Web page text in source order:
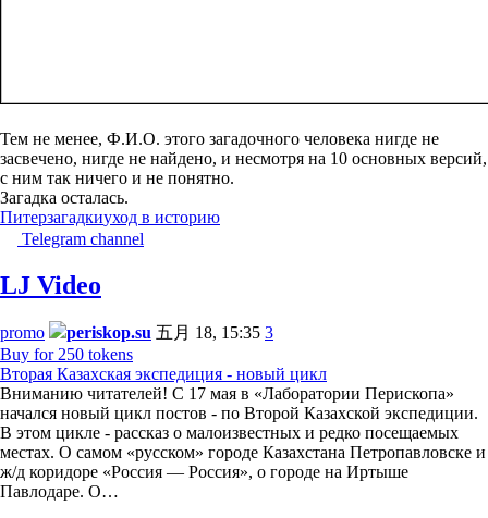
Тем не менее, Ф.И.О. этого загадочного человека нигде не
засвечено, нигде не найдено, и несмотря на 10 основных версий,
с ним так ничего и не понятно.
Загадка осталась.
Питерзагадкиуход в историю
Telegram channel
LJ Video
promo periskop.su 五月 18, 15:35 3
Buy for 250 tokens
Вторая Казахская экспедиция - новый цикл
Вниманию читателей! С 17 мая в «Лаборатории Перископа»
начался новый цикл постов - по Второй Казахской экспедиции.
В этом цикле - рассказ о малоизвестных и редко посещаемых
местах. О самом «русском» городе Казахстана Петропавловске и
ж/д коридоре «Россия — Россия», о городе на Иртыше
Павлодаре. О…